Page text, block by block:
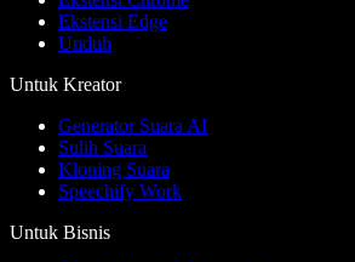
Ekstensi Edge
Unduh
Untuk Kreator
Generator Suara AI
Sulih Suara
Kloning Suara
Speechify Work
Untuk Bisnis